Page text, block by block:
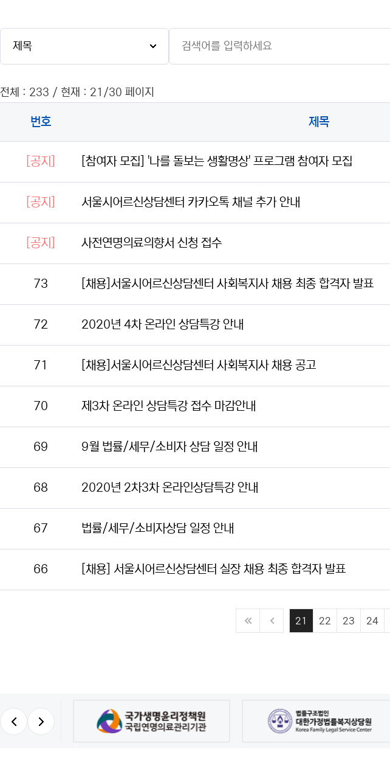
전체 : 233 / 현재 : 21/30 페이지
번호 제목
[공지] [참여자 모집] '나를 돌보는 생활명상' 프로그램 참여자 모집
[공지] 서울시어르신상담센터 카카오톡 채널 추가 안내
[공지] 사전연명의료의향서 신청 접수
73 [채용]서울시어르신상담센터 사회복지사 채용 최종 합격자 발표
72 2020년 4차 온라인 상담특강 안내
71 [채용]서울시어르신상담센터 사회복지사 채용 공고
70 제3차 온라인 상담특강 접수 마감안내
69 9월 법률/세무/소비자 상담 일정 안내
68 2020년 2차3차 온라인상담특강 안내
67 법률/세무/소비자상담 일정 안내
66 [채용] 서울시어르신상담센터 실장 채용 최종 합격자 발표
21 22 23 24